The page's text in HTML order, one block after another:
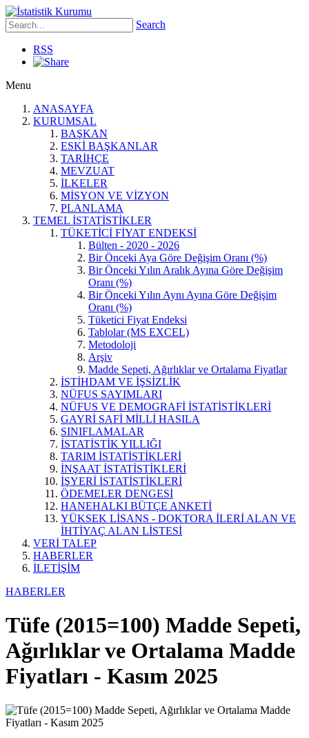
Search
RSS
Menu
ANASAYFA
KURUMSAL
BAŞKAN
ESKİ BAŞKANLAR
TARİHÇE
MEVZUAT
İLKELER
MİSYON VE VİZYON
PLANLAMA
TEMEL İSTATİSTİKLER
TÜKETİCİ FİYAT ENDEKSİ
Bülten - 2020 - 2026
Bir Önceki Aya Göre Değişim Oranı (%)
Bir Önceki Yılın Aralık Ayına Göre Değişim
Oranı (%)
Bir Önceki Yılın Aynı Ayına Göre Değişim
Oranı (%)
Tüketici Fiyat Endeksi
Tablolar (MS EXCEL)
Metodoloji
Arşiv
Madde Sepeti, Ağırlıklar ve Ortalama Fiyatlar
İSTİHDAM VE İŞSİZLİK
NÜFUS SAYIMLARI
NÜFUS VE DEMOGRAFİ İSTATİSTİKLERİ
GAYRİ SAFİ MİLLİ HASILA
SINIFLAMALAR
İSTATİSTİK YILLIĞI
TARIM İSTATİSTİKLERİ
İNŞAAT İSTATİSTİKLERİ
İŞYERİ İSTATİSTİKLERİ
ÖDEMELER DENGESİ
HANEHALKI BÜTÇE ANKETİ
YÜKSEK LİSANS - DOKTORA İLERİ ALAN VE
İHTİYAÇ ALAN LİSTESİ
VERİ TALEP
HABERLER
İLETİŞİM
HABERLER
Tüfe (2015=100) Madde Sepeti,
Ağırlıklar ve Ortalama Madde
Fiyatları - Kasım 2025